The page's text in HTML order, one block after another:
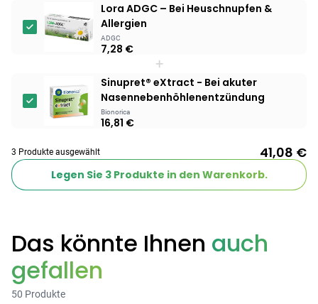
Linola Forte
Shampoo für
juckende, trockene
Schuppenflechte
neigende Kopfhaut
12,28 € 16,37 €
Vagisan Milchsäure
– Zäpfchen zur
pH-Wert-
Stabilisierung
12,89 € 17,47 €
ARZNEIMITTEL & GESUNDHEIT
Hametum
Hämorrhoidensalbe:
Bei Hämorrhoiden
12,04 € 12,95 € -7%
Lora ADGC – Bei Heuschnupfen &
Allergien
ADGC
7,28 €
+
Sinupret® eXtract - Bei akuter
Nasennebenhöhlenentzündung
Bionorica
16,81 €
3 Produkte ausgewählt 41,08 €
Legen Sie 3Produkte in den Warenkorb.
Das könnte Ihnen auch
gefallen
50 Produkte